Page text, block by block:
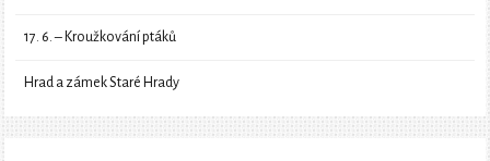
17. 6. – Kroužkování ptáků
Hrad a zámek Staré Hrady